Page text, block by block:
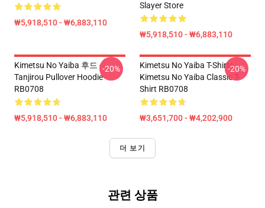
₩5,918,510 - ₩6,883,110
Slayer Store
₩5,918,510 - ₩6,883,110
Kimetsu No Yaiba 후드 -
Tanjirou Pullover Hoodie
RB0708
₩5,918,510 - ₩6,883,110
-20%
Kimetsu No Yaiba T-Shirts -
Kimetsu No Yaiba Classic T-
Shirt RB0708
₩3,651,700 - ₩4,202,900
-20%
더 보기
관련 상품